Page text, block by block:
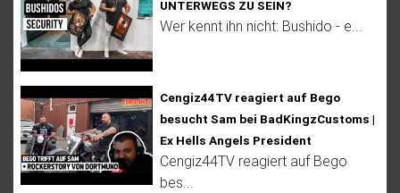
UNTERWEGS ZU SEIN?
Wer kennt ihn nicht: Bushido - e...
Cengiz44TV reagiert auf Bego
besucht Sam bei BadKingzCustoms |
Ex Hells Angels President
Cengiz44TV reagiert auf Bego
bes...